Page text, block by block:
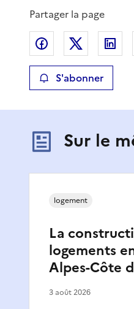
Partager la page
Partager surPartager
S'abonner
Sur le
La
logements
Alpes-Côte
logement
3 août 2026